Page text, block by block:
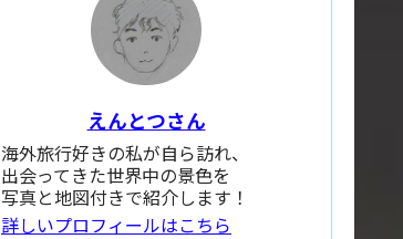
えんとつさん
海外旅行好きの私が自ら訪れ、
出会ってきた世界中の景色を
写真と地図付きで紹介します！
詳しいプロフィールはこちら